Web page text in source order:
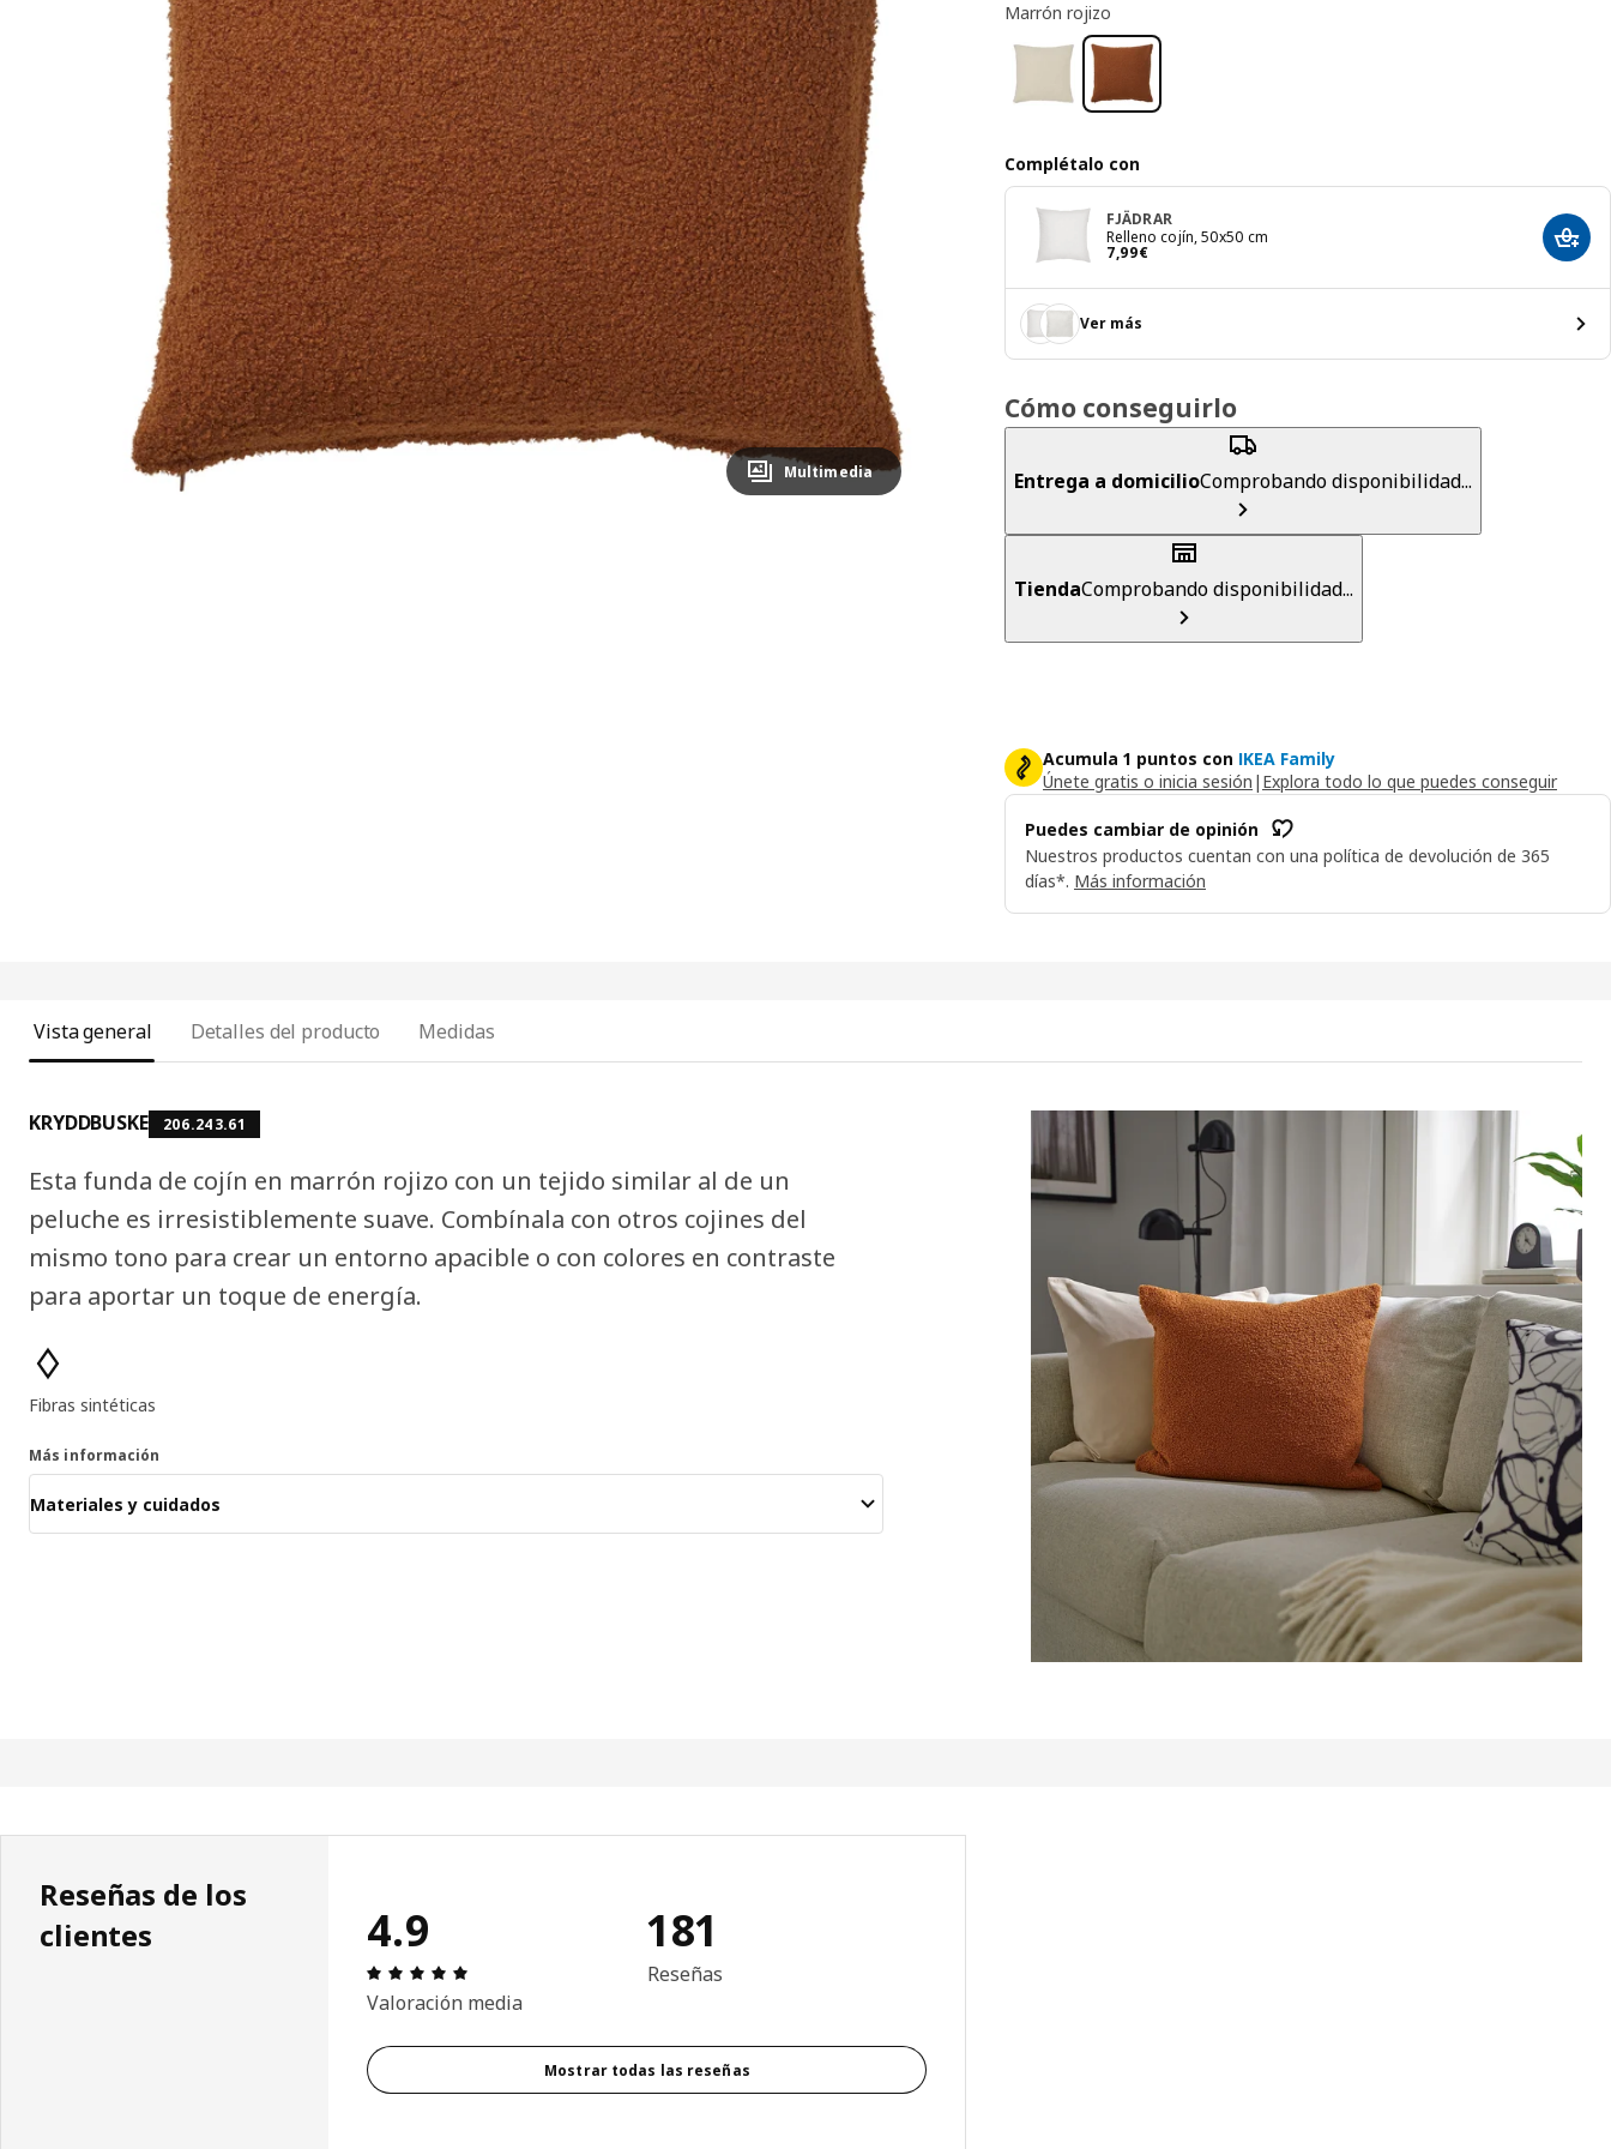
Image zoomed out, normal view
Multimedia
Marrón rojizo
Complétalo con
FJÄDRAR
Relleno cojín, 50x50 cm
7,99€
El precio 7,99€
Ver más
Cómo conseguirlo
Entrega a domicilioComprobando disponibilidad...
TiendaComprobando disponibilidad...
Acumula 1 puntos con IKEA Family
Únete gratis o inicia sesión | Explora todo lo que puedes conseguir
Puedes cambiar de opinión
Nuestros productos cuentan con una política de devolución de 365
días*. Más información
Vista general Detalles del producto Medidas
KRYDDBUSKE 206.243.61
Esta funda de cojín en marrón rojizo con un tejido similar al de un
peluche es irresistiblemente suave. Combínala con otros cojines del
mismo tono para crear un entorno apacible o con colores en contraste
para aportar un toque de energía.
Características del producto
Fibras sintéticas
Más información
Materiales y cuidados
Reseñas de los
clientes
4.9
Reseña: 4.9 de 5 estrellas. Revisiones totales: 181
Valoración media
181
Reseñas
Mostrar todas las reseñas